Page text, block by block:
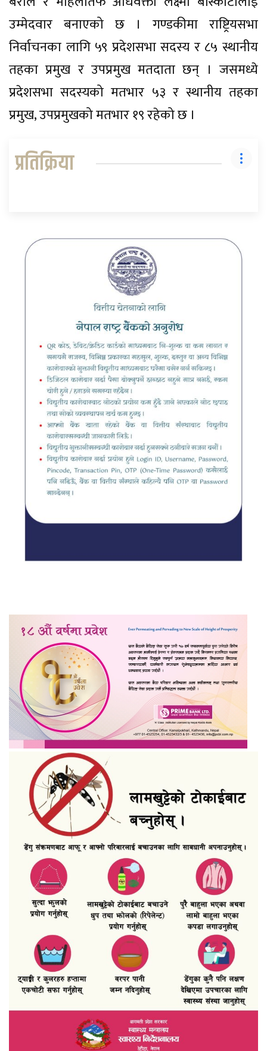
उम्मेदवार बनाएको छ । गण्डकीमा राष्ट्रियसभा
निर्वाचनका लागि ५९ प्रदेशसभा सदस्य र ८५ स्थानीय
तहका प्रमुख र उपप्रमुख मतदाता छन् । जसमध्ये
प्रदेशसभा सदस्यको मतभार ५३ र स्थानीय तहका
प्रमुख, उपप्रमुखको मतभार १९ रहेको छ ।
प्रतिक्रिया